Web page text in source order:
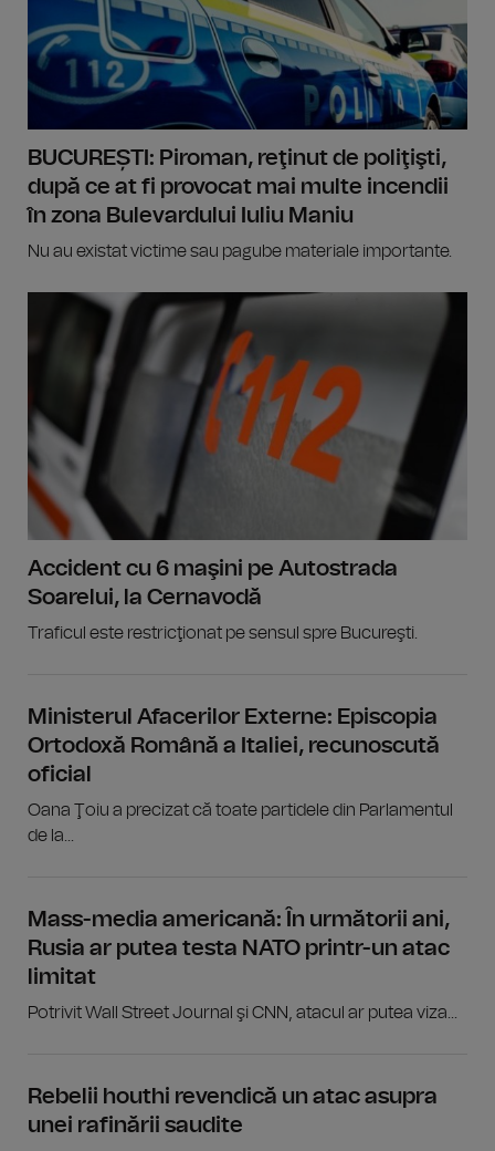
BUCUREȘTI: Piroman, reţinut de poliţişti,
după ce at fi provocat mai multe incendii
în zona Bulevardului Iuliu Maniu
Nu au existat victime sau pagube materiale importante.
Accident cu 6 maşini pe Autostrada
Soarelui, la Cernavodă
Traficul este restricţionat pe sensul spre Bucureşti.
Ministerul Afacerilor Externe: Episcopia
Ortodoxă Română a Italiei, recunoscută
oficial
Oana Ţoiu a precizat că toate partidele din Parlamentul
de la...
Mass-media americană: În următorii ani,
Rusia ar putea testa NATO printr-un atac
limitat
Potrivit Wall Street Journal şi CNN, atacul ar putea viza...
Rebelii houthi revendică un atac asupra
unei rafinării saudite